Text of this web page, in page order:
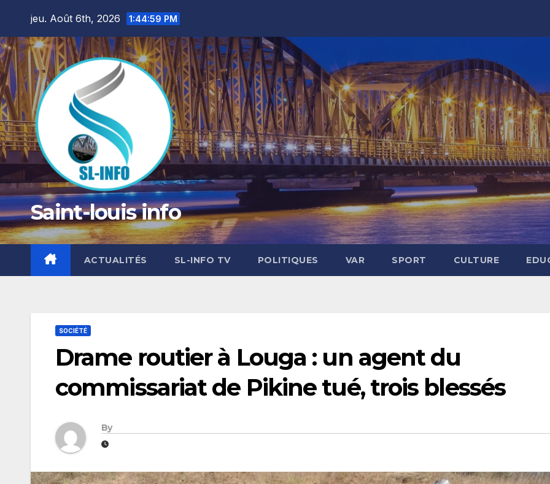
content
jeu. Août 6th, 2026 1:45:01 PM
Saint-louis info
ACTUALITÉS SL-INFO TV POLITIQUES VAR SPORT CULTURE
SOCIÉTÉ
Drame routier à Louga : un agent du
commissariat de Pikine tué, trois blessés
By